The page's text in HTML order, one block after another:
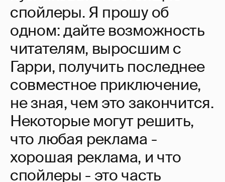
спойлеры. Я прошу об
одном: дайте возможность
читателям, выросшим с
Гарри, получить последнее
совместное приключение,
не зная, чем это закончится.
Некоторые могут решить,
что любая реклама -
хорошая реклама, и что
спойлеры - это часть